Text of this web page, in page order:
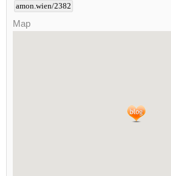
amon.wien/2382
Map